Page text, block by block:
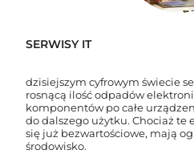
SERWISY IT
dzisiejszym cyfrowym świecie
rosnącą ilość odpadów
komponentów po całe
do dalszego użytku. Chociaż
się już bezwartościowe, mają
środowisko.